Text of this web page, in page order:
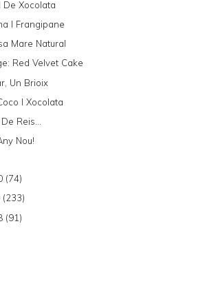
De Xocolata
I Frangipane
Mare Natural
Red Velvet Cake
Un Brioix
I Xocolata
Reis...
Nou!
(74)
(233)
(91)